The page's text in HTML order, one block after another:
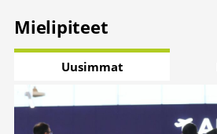
Mielipiteet
Uusimmat